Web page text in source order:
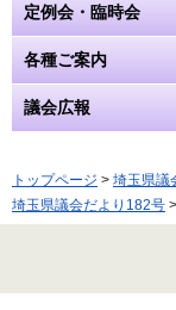
定例会・臨時会
各種ご案内
議会広報
トップページ > 埼玉県議
埼玉県議会だより182号